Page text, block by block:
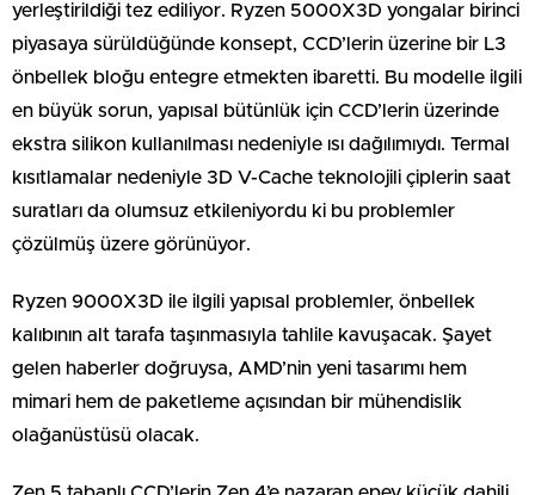
yerleştirildiği tez ediliyor. Ryzen 5000X3D yongalar birinci
piyasaya sürüldüğünde konsept, CCD’lerin üzerine bir L3
önbellek bloğu entegre etmekten ibaretti. Bu modelle ilgili
en büyük sorun, yapısal bütünlük için CCD’lerin üzerinde
ekstra silikon kullanılması nedeniyle ısı dağılımıydı. Termal
kısıtlamalar nedeniyle 3D V-Cache teknolojili çiplerin saat
suratları da olumsuz etkileniyordu ki bu problemler
çözülmüş üzere görünüyor.
Ryzen 9000X3D ile ilgili yapısal problemler, önbellek
kalıbının alt tarafa taşınmasıyla tahlile kavuşacak. Şayet
gelen haberler doğruysa, AMD’nin yeni tasarımı hem
mimari hem de paketleme açısından bir mühendislik
olağanüstüsü olacak.